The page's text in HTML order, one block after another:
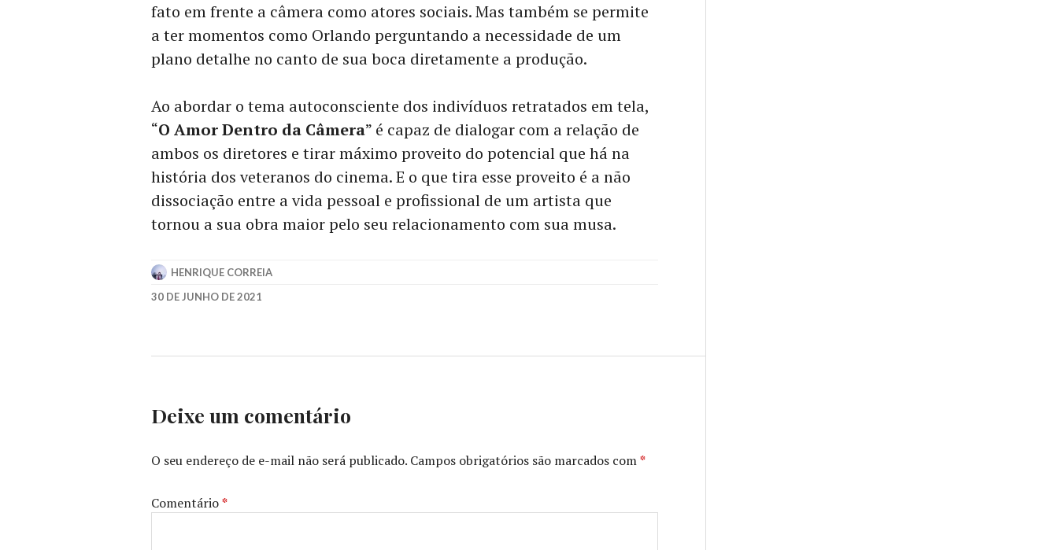
fato em frente a câmera como atores sociais. Mas também se permite
a ter momentos como Orlando perguntando a necessidade de um
plano detalhe no canto de sua boca diretamente a produção.
Ao abordar o tema autoconsciente dos indivíduos retratados em tela,
“O Amor Dentro da Câmera” é capaz de dialogar com a relação de
ambos os diretores e tirar máximo proveito do potencial que há na
história dos veteranos do cinema. E o que tira esse proveito é a não
dissociação entre a vida pessoal e profissional de um artista que
tornou a sua obra maior pelo seu relacionamento com sua musa.
HENRIQUE CORREIA
30 DE JUNHO DE 2021
CÂMERA,
Deixe um comentário
O seu endereço de e-mail não será publicado. Campos obrigatórios são marcados com*
Comentário*